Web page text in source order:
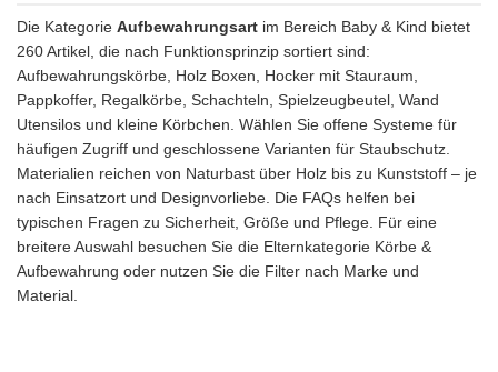
Die Kategorie Aufbewahrungsart im Bereich Baby & Kind bietet
260 Artikel, die nach Funktionsprinzip sortiert sind:
Aufbewahrungskörbe, Holz Boxen, Hocker mit Stauraum,
Pappkoffer, Regalkörbe, Schachteln, Spielzeugbeutel, Wand
Utensilos und kleine Körbchen. Wählen Sie offene Systeme für
häufigen Zugriff und geschlossene Varianten für Staubschutz.
Materialien reichen von Naturbast über Holz bis zu Kunststoff – je
nach Einsatzort und Designvorliebe. Die FAQs helfen bei
typischen Fragen zu Sicherheit, Größe und Pflege. Für eine
breitere Auswahl besuchen Sie die Elternkategorie Körbe &
Aufbewahrung oder nutzen Sie die Filter nach Marke und
Material.